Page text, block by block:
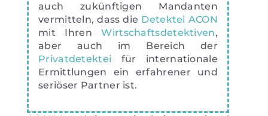
auch zukünftigen Mandanten
vermitteln, dass die Detektei ACON
mit IhrenWirtschaftsdetektiven,
aber auch im Bereich der
Privatdetektei für internationale
Ermittlungen ein erfahrener und
seriöser Partner ist.